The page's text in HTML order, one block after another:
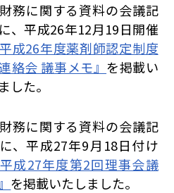
務に関する資料の会議記
、平成26年12月19日開催
平成26年度薬剤師認定制度
絡会 議事メモ』 を掲載い
した。
務に関する資料の会議記
、平成27年9月18日付け
平成27年度第2回理事会議
を掲載いたしました。